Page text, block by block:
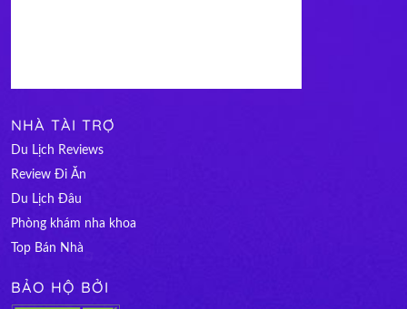
NHÀ TÀI TRỢ
Du Lịch Reviews
Review Đi Ăn
Du Lịch Đâu
Phòng khám nha khoa
Top Bán Nhà
BẢO HỘ BỞI